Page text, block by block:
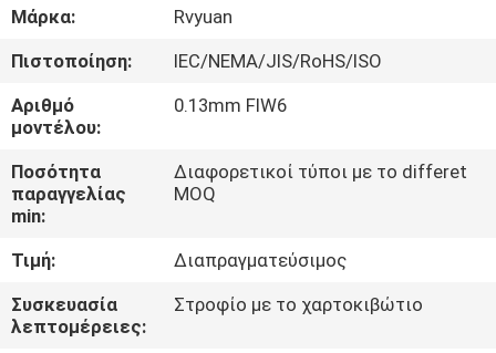
ΕΜΕΊΣ
ΓΎΡΟΣ
ΕΡΓΟΣΤΑΣΊΩΝ
ΠΟΙΟΤΙΚΌΣ
ΜΑΣ
ΕΛΆΤΕ
Μάρκα:
Rvyuan
Πιστοποίηση:
IEC/NEMA/JIS/RoHS/ISO
Αριθμό
μοντέλου:
0.13mm FIW6
Ποσότητα
παραγγελίας
min:
Διαφορετικοί τύποι με το differet
MOQ
Τιμή:
Διαπραγματεύσιμος
Συσκευασία
λεπτομέρειες:
Στροφίο με το χαρτοκιβώτιο